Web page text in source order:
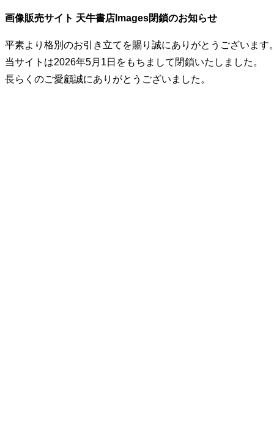
画像販売サイト 天牛書店Images閉鎖のお知らせ
平素より格別のお引き立てを賜り誠にありがとうございます
当サイトは2026年5月1日をもちまして閉鎖いたしました。
長らくのご愛顧誠にありがとうございました。